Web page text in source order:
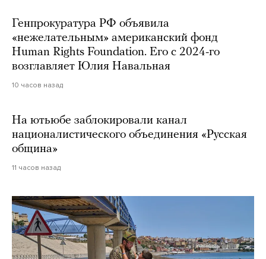
Генпрокуратура РФ объявила
«нежелательным» американский фонд
Human Rights Foundation. Его с 2024-го
возглавляет Юлия Навальная
10 часов назад
На ютьюбе заблокировали канал
националистического объединения «Русская
община»
11 часов назад